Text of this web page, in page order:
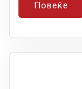
Повеќе